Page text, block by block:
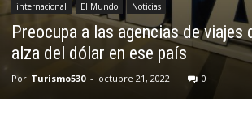
internacional El Mundo Noticias
Preocupa a las agencias de viajes
alza del dólar en ese país
Por Turismo530 - octubre 21, 2022 0